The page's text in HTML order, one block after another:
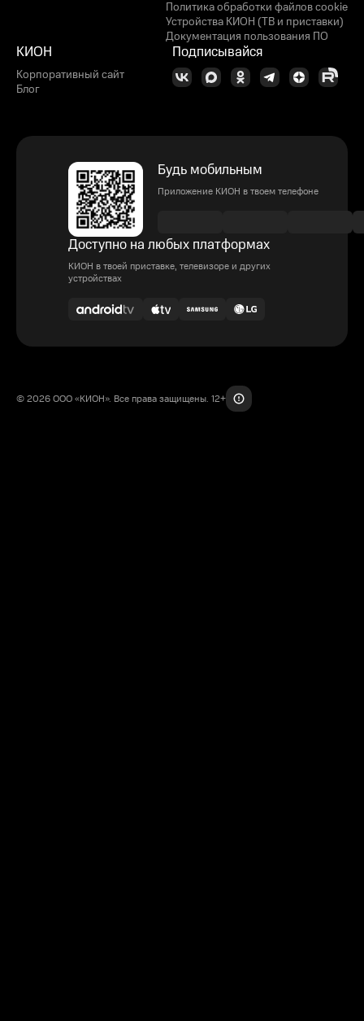
Политика обработки файлов cookie
Устройства КИОН (ТВ и приставки)
Документация пользования ПО
КИОН
Корпоративный сайт
Блог
Подписывайся
Будь мобильным
Приложение КИОН в твоем телефоне
Доступно на любых платформах
КИОН в твоей приставке, телевизоре и других
устройствах
© 2026 ООО «КИОН». Все права защищены. 12+